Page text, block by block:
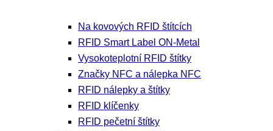
Na kovových RFID štítcích
RFID Smart Label ON-Metal
Vysokoteplotní RFID štítky
Značky NFC a nálepka NFC
RFID nálepky a štítky
RFID klíčenky
RFID pečetní štítky